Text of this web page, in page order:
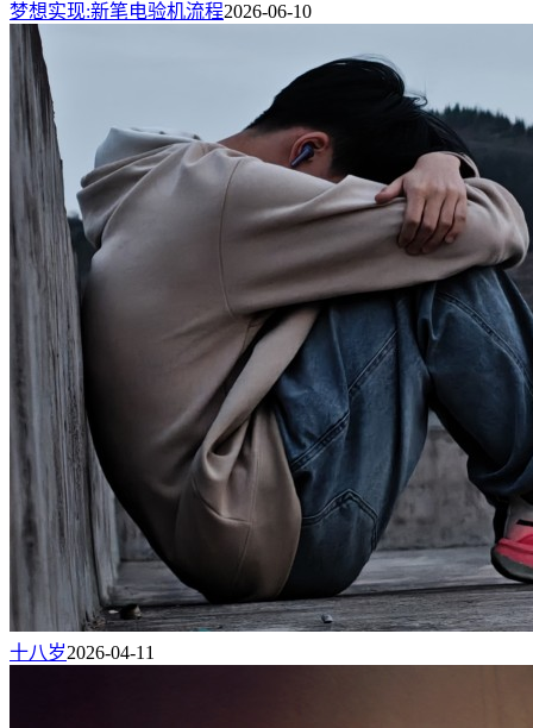
梦想实现:新笔电验机流程2026-06-10
十八岁2026-04-11